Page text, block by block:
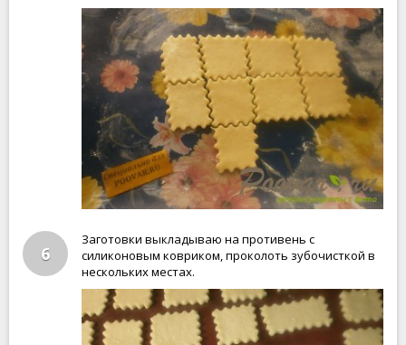
6
Заготовки выкладываю на противень с
силиконовым ковриком, проколоть зубочисткой в
нескольких местах.